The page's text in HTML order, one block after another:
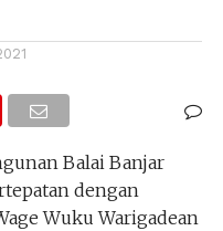
Balai Banjar
dengan
Wuku Warigadean